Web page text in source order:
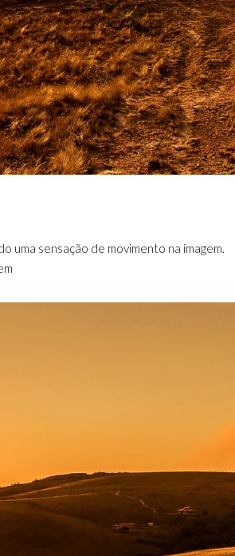
uma sensação de movimento na imagem.